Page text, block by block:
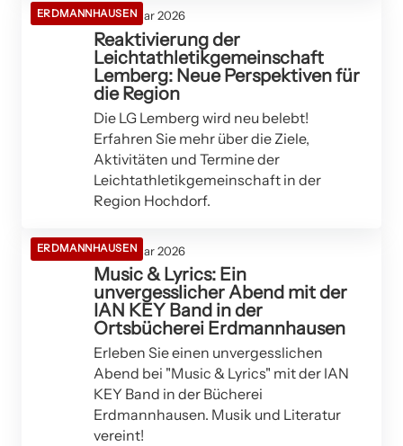
ERDMANNHAUSEN26. Februar 2026
Reaktivierung der
Leichtathletikgemeinschaft
Lemberg: Neue Perspektiven für
die Region
Die LG Lemberg wird neu belebt!
Erfahren Sie mehr über die Ziele,
Aktivitäten und Termine der
Leichtathletikgemeinschaft in der
Region Hochdorf.
ERDMANNHAUSEN25. Februar 2026
Music & Lyrics: Ein
unvergesslicher Abend mit der
IAN KEY Band in der
Ortsbücherei Erdmannhausen
Erleben Sie einen unvergesslichen
Abend bei "Music & Lyrics" mit der IAN
KEY Band in der Bücherei
Erdmannhausen. Musik und Literatur
vereint!
23. Februar 2026
23. Februar 2026